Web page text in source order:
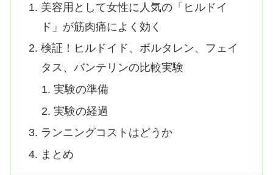
美容用として女性に人気の「ヒルドイ
ド」が筋肉痛によく効く
検証！ヒルドイド、ボルタレン、フェイ
タス、バンテリンの比較実験
実験の準備
実験の経過
ランニングコストはどうか
まとめ